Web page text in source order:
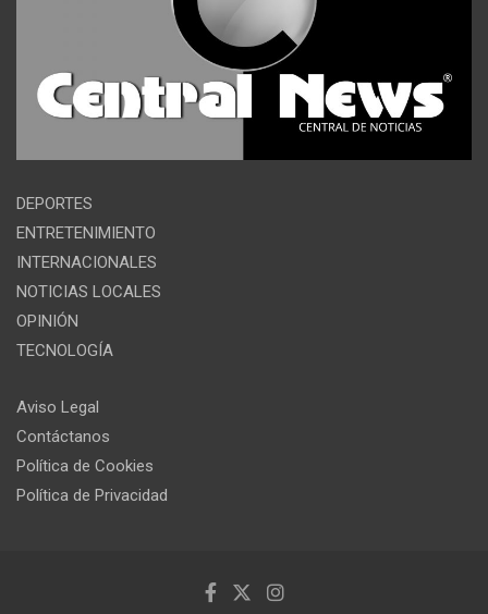
DEPORTES
ENTRETENIMIENTO
INTERNACIONALES
NOTICIAS LOCALES
OPINIÓN
TECNOLOGÍA
Aviso Legal
Contáctanos
Política de Cookies
Política de Privacidad